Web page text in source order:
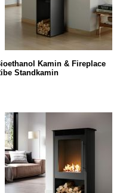
Kamin & Fireplace
Standkamin